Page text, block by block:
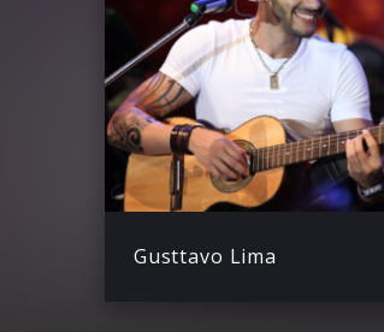
Gusttavo Lima